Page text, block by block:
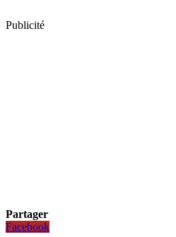
Publicité
Partager
Facebook